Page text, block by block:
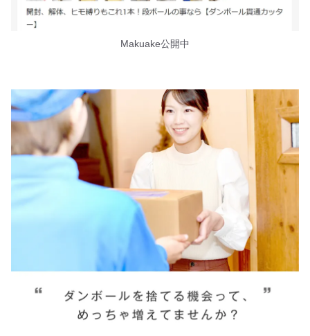
Makuake公開中